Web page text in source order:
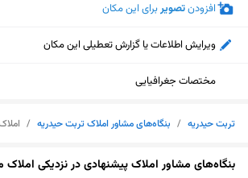
افزودنتصویربرای این مکان
ویرایش اطلاعات یا گزارش تعطیلی این مکان
مختصات جغرافیایی
تربت حیدریه / بنگاه‌های مشاور املاک تربت حیدریه /
بنگاه‌های مشاور املاک پیشنهادی در نزدیکی